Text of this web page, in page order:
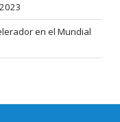
en el Mundial